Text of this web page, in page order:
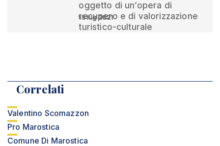
oggetto di un’opera di
recupero e di valorizzazione
turistico-culturale
15 lug 2021
Correlati
Valentino Scomazzon
Pro Marostica
Comune Di Marostica